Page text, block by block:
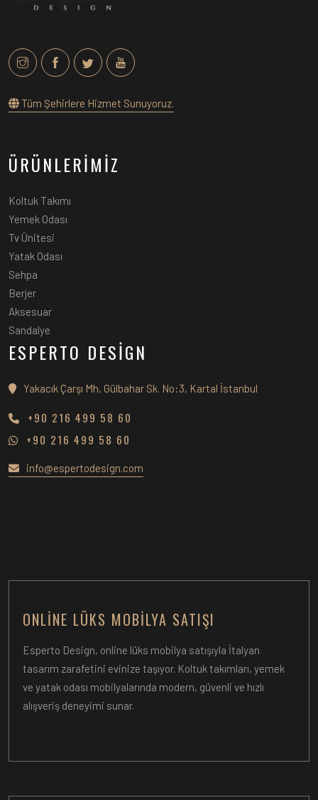
Tüm Şehirlere Hizmet Sunuyoruz.
ÜRÜNLERİMİZ
Koltuk Takımı
Yemek Odası
Tv Ünitesi
Yatak Odası
Sehpa
Berjer
Aksesuar
Sandalye
ESPERTO DESİGN
Yakacık Çarşı Mh, Gülbahar Sk. No:3, Kartal İstanbul
+90 216 499 58 60
+90 216 499 58 60
info@espertodesign.com
ONLINE LÜKS MOBILYA SATIŞI
Esperto Design, online lüks mobilya satışıyla İtalyan
tasarım zarafetini evinize taşıyor. Koltuk takımları, yemek
ve yatak odası mobilyalarında modern, güvenli ve hızlı
alışveriş deneyimi sunar.